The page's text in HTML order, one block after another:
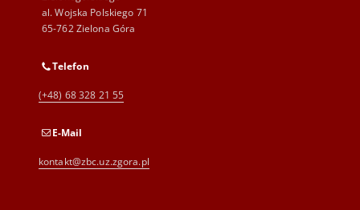
al. Wojska Polskiego 71
65-762 Zielona Góra
Telefon
(+48) 68 328 21 55
E-Mail
kontakt@zbc.uz.zgora.pl